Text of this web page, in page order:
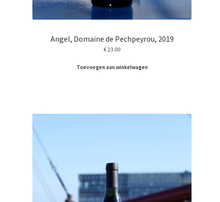
Angel, Domaine de Pechpeyrou, 2019
€23.00
Toevoegen aan winkelwagen